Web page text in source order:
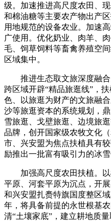
级。加速推进高尺度农田、
和棉油糖等主要农产物出产
用地规范的设备农业。加速
广使用。优化奶业、肉羊、
毛、饲草饲料等畜禽养殖空
区域集中。
推进生态取文旅深度融合
跨区域开辟“精品旅逛线”，
色、以旅逛为财产的文旅融
沙等旅逛资本的系统规划，
雪旅逛、戈壁旅逛、边境旅
品牌，创开国家级农牧文化
市、兴安盟为焦点扶植具有
励推出一批富有吸引力的冰雪
加强高尺度农田扶植。以
平原、河套平原为沉点，开
和兴安盟扎赉特旗国度整区
年，将具备前提的永世根基
清“土壤家底”，建立耕地质